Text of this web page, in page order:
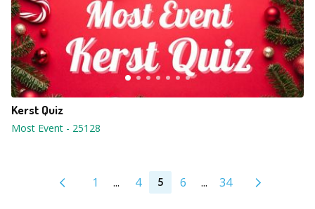
Kerst Quiz
Most Event - 25128
1 ... 4 5 6 ... 34